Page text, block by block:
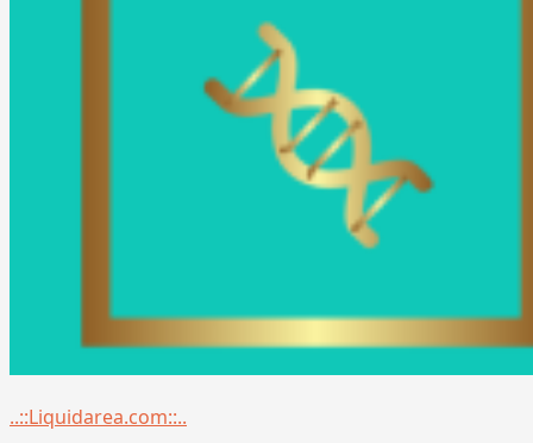
Menu
..::Liquidarea.com::..